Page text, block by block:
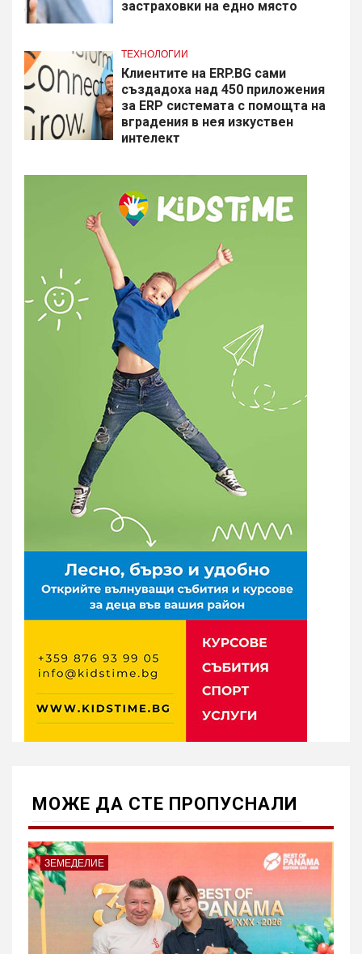
застраховки на едно място
ТЕХНОЛОГИИ
Клиентите на ERP.BG сами
създадоха над 450 приложения
за ERP системата с помощта на
вградения в нея изкуствен
интелект
МОЖE ДА СТЕ ПРОПУСНАЛИ
ЗЕМЕДЕЛИЕ